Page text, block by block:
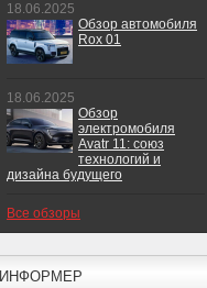
18.06.2025
Обзор автомобиля
Rox 01
18.06.2025
Обзор
электромобиля
Avatr 11: союз
технологий и
дизайна будущего
Все обзоры
ИНФОРМЕР